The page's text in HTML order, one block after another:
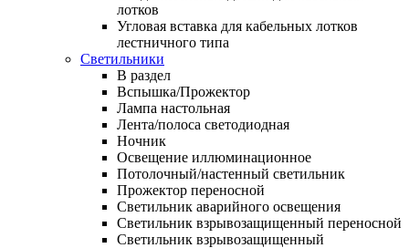
лотков
Угловая вставка для кабельных лотков
лестничного типа
Светильники
В раздел
Вспышка/Прожектор
Лампа настольная
Лента/полоса светодиодная
Ночник
Освещение иллюминационное
Потолочный/настенный светильник
Прожектор переносной
Светильник аварийного освещения
Светильник взрывозащищенный переносной
Светильник взрывозащищенный